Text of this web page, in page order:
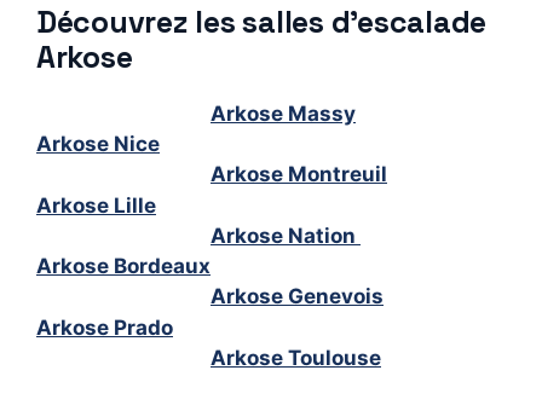
Découvrez les salles d’escalade
Arkose
Arkose Nice
Arkose Lille
Arkose Bordeaux
Arkose Prado
Arkose Massy
Arkose Montreuil
Arkose Nation
Arkose Genevois
Arkose Toulouse